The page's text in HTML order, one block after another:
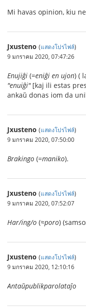
Mi havas opinion, kiu
Jxusteno (แสดงโปรไฟล์)
9 มกราคม 2020, 07:47:26
Enujiĝi (=eniĝi en ujon) (
"enuiĝi"[kaj ili estas
ankaŭ donas iom da
Jxusteno (แสดงโปรไฟล์)
9 มกราคม 2020, 07:50:00
Brakingo (=maniko).
Jxusteno (แสดงโปรไฟล์)
9 มกราคม 2020, 07:52:07
Har/ing/o (≈poro)
Jxusteno (แสดงโปรไฟล์)
9 มกราคม 2020, 12:10:16
Antaŭpublikparolataĵo